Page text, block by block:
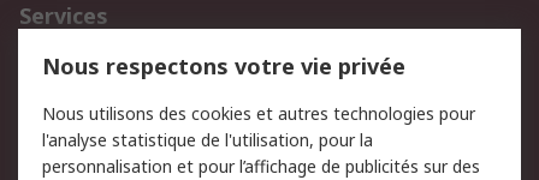
Services
750.000 produits
2.500 marques
Retours
Support technique
Track & trace
Nous respectons votre vie privée
Nous utilisons des cookies et autres technologies pour
l'analyse statistique de l'utilisation, pour la
personnalisation et pour l’affichage de publicités sur des